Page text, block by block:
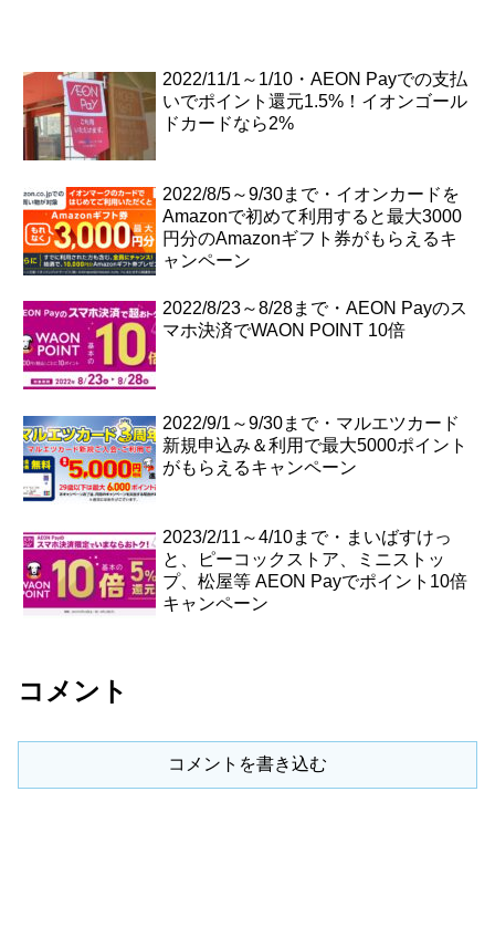
2022/11/1～1/10・AEON Payでの支払
いでポイント還元1.5%！イオンゴール
ドカードなら2%
2022/8/5～9/30まで・イオンカードを
Amazonで初めて利用すると最大3000
円分のAmazonギフト券がもらえるキ
ャンペーン
2022/8/23～8/28まで・AEON Payのス
マホ決済でWAON POINT 10倍
2022/9/1～9/30まで・マルエツカード
新規申込み＆利用で最大5000ポイント
がもらえるキャンペーン
2023/2/11～4/10まで・まいばすけっ
と、ピーコックストア、ミニストッ
プ、松屋等 AEON Payでポイント10倍
キャンペーン
コメント
コメントを書き込む